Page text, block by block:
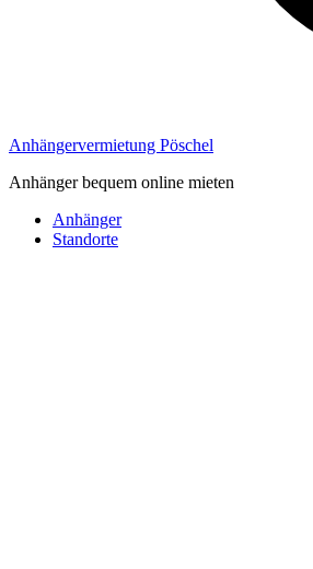
Anhängervermietung Pöschel
Anhänger bequem online mieten
Anhänger
Standorte